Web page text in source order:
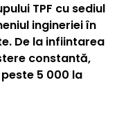
TPF cu sediul
ingineriei în
De la infiintarea
constantă,
5 000 la